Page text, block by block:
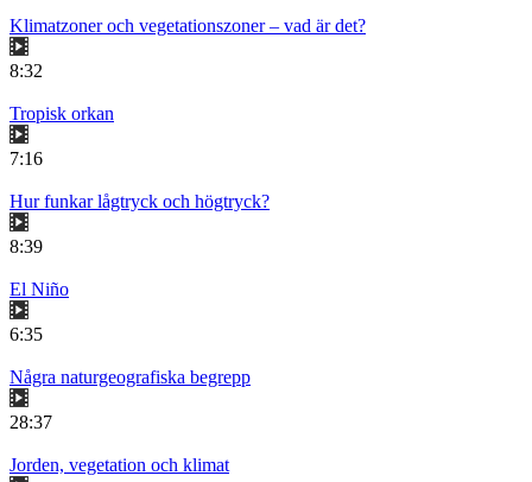
Klimatzoner och vegetationszoner – vad är det?
8:32
Tropisk orkan
7:16
Hur funkar lågtryck och högtryck?
8:39
El Niño
6:35
Några naturgeografiska begrepp
28:37
Jorden, vegetation och klimat